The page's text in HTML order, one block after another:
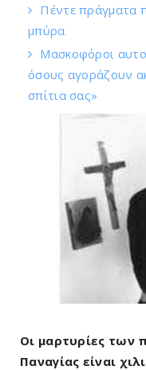
Πέντε πράγματα
μπύρα
Μασκοφόροι
όσους αγοράζουν
σπίτια σας»
Οι μαρτυρίες των
Παναγίας είναι